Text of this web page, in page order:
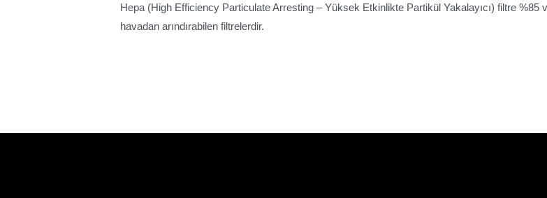
Hepa (High Efficiency Particulate Arresting – Yüksek Etkinlikte Partikül Yakalayıcı) filtre
havadan arındırabilen filtrelerdir.